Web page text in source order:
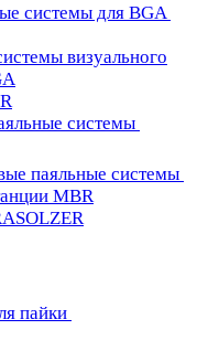
системы для BGA
визуального
системы
паяльные системы
MBR
пайки